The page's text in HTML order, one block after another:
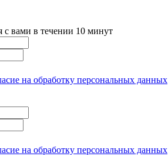
с вами в течении 10 минут
на обработку персональных данных
на обработку персональных данных